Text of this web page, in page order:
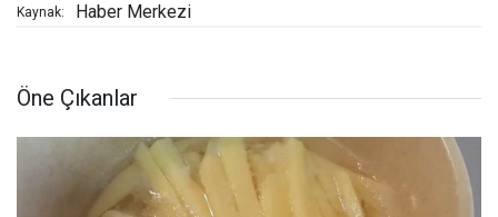
Kaynak: Haber Merkezi
Öne Çıkanlar